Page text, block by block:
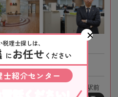
急行電鉄「江坂駅」徒歩1分
吹田市江坂町1-13-33 HF江坂駅前
理士探しは、
にお任せ ください
士紹介センター